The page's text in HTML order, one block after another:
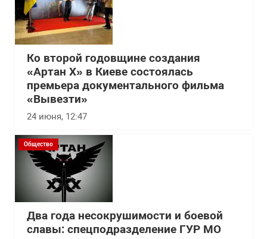
Ко второй годовщине создания
«Артан Х» в Киеве состоялась
премьера документального фильма
«Вывезти»
24 июня, 12:47
Общество
Два года несокрушимости и боевой
славы: спецподразделение ГУР МО